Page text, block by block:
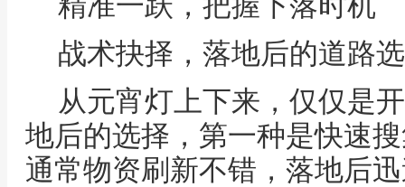
战术抉择，落地后的道路
从元宵灯上下来，仅仅是
地后的选择，第一种是快速
通常物资刷新不错，落地后